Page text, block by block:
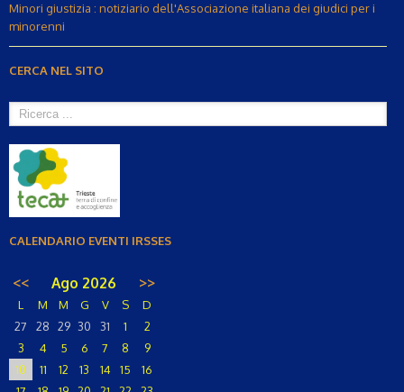
Minori giustizia : notiziario dell'Associazione italiana dei giudici per i
minorenni
CERCA NEL SITO
CALENDARIO EVENTI IRSSES
<< Ago 2026 >>
L M M G V S
D
27
28 29 30 31 1
2
3
4 5 6 7 8
9
10
11 12 13 14 15
16